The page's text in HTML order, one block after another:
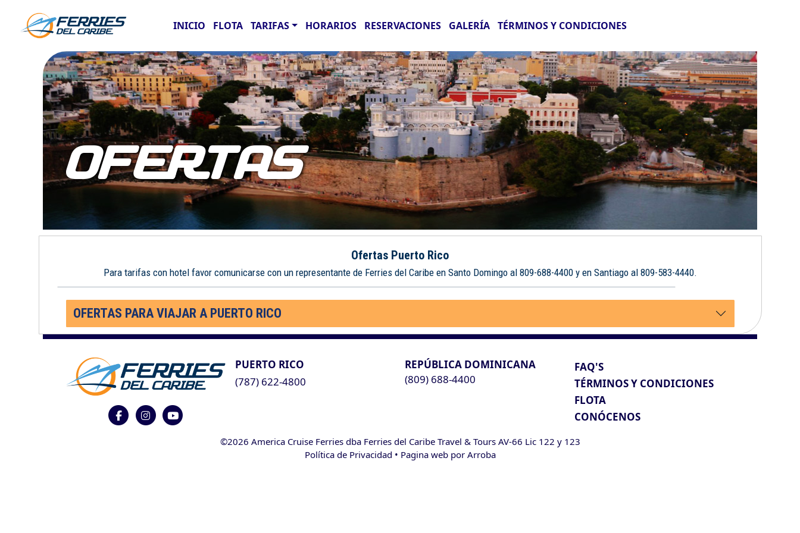
INICIO FLOTA TARIFAS HORARIOS RESERVACIONES GALERÍA TÉRMINOS Y CONDICIONES
OFERTAS
Ofertas Puerto Rico
Para tarifas con hotel favor comunicarse con un representante de Ferries del Caribe en Santo Domingo al 809-688-4400 y en Santiago al 809-583-4440.
OFERTAS PARA VIAJAR A PUERTO RICO
PUERTO RICO
(787) 622-4800
REPÚBLICA DOMINICANA
(809) 688-4400
FAQ'S
TÉRMINOS Y CONDICIONES
FLOTA
CONÓCENOS
©2026 America Cruise Ferries dba Ferries del Caribe Travel & Tours AV-66 Lic 122 y 123
Política de Privacidad • Pagina web por Arroba